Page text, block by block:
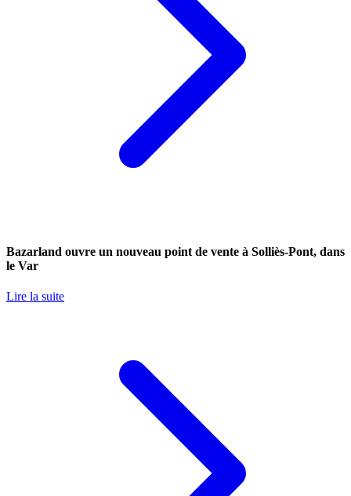
Bazarland ouvre un nouveau point de vente à Solliès-Pont, dans
le Var
Lire la suite